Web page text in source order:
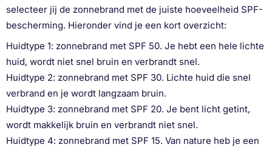
selecteer jij de zonnebrand met de juiste hoeveelheid SPF-
bescherming. Hieronder vind je een kort overzicht:
Huidtype 1: zonnebrand met SPF 50. Je hebt een hele lichte
huid, wordt niet snel bruin en verbrandt snel.
Huidtype 2: zonnebrand met SPF 30. Lichte huid die snel
verbrand en je wordt langzaam bruin.
Huidtype 3: zonnebrand met SPF 20. Je bent licht getint,
wordt makkelijk bruin en verbrandt niet snel.
Huidtype 4: zonnebrand met SPF 15. Van nature heb je een